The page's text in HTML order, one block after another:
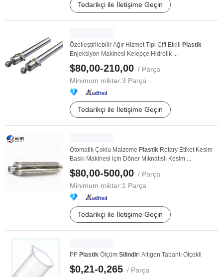
Tedarikçi ile İletişime Geçin
Özelleştirilebilir Ağır Hizmet Tipi Çift Etkili Plastik
Enjeksiyon Makinesi Kelepçe Hidrolik ...
$80,00-210,00 / Parça
Minimum miktar:3 Parça
Tedarikçi ile İletişime Geçin
Otomatik Çoklu Malzeme Plastik Rotary Etiket Kesim
Baskı Makinesi için Döner Mıknatıslı Kesim ...
$80,00-500,00 / Parça
Minimum miktar:1 Parça
Tedarikçi ile İletişime Geçin
PP Plastik Ölçüm Silindiri Altıgen Tabanlı Ölçekli
$0,21-0,265 / Parça